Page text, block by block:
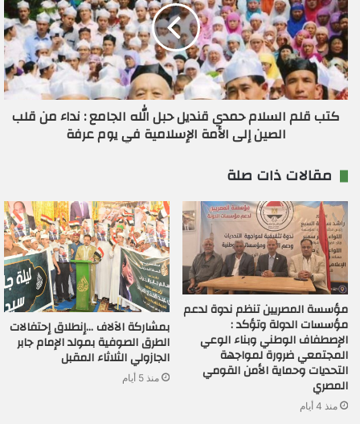
كتب قلم السلام حمدي قنديل حبل الله الجامع : نداء من قلب
الصين إلى الأمة الإسلامية في يوم عرفة
مقالات ذات صلة
مؤسسة المصريين تنظم ندوة لدعم
مؤسسات الدولة وتؤكد :
الإصطفاف الوطني وبناء الوعي
المجتمعي ضرورة لمواجهة
التحديات وحماية الأمن القومي
المصري
منذ 4 أيام
بمشاركة الآلاف …إنطلاق إحتفالات
الطرق الصوفية بمولد الإمام جابر
الجازولي الثلاثاء المقبل
منذ 5 أيام